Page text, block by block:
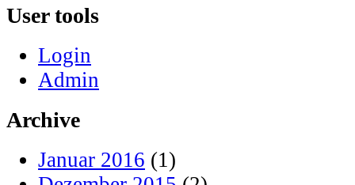
User tools
Login
Admin
Archive
Januar 2016 (1)